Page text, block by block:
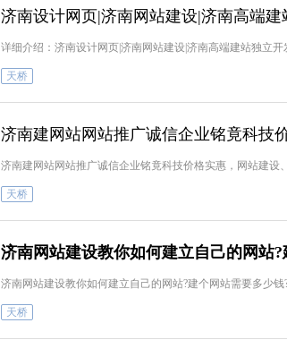
济南设计网页|济南网站建设|济南高端建
详细介绍：济南设计网页|济南网站建设|济南高端建站独立
天桥
济南建网站网站推广诚信企业铭竟科技
济南建网站网站推广诚信企业铭竟科技价格实惠，网站建
天桥
济南网站建设教你如何建立自己的网站
济南网站建设教你如何建立自己的网站?建个网站需要多少
天桥